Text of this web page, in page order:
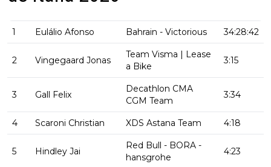
1 Eulálio Afonso Bahrain - Victorious 34:28:42
2 Vingegaard Jonas
Team Visma | Lease
a Bike
3:15
3 Gall Felix
Decathlon CMA
CGM Team
3:34
4 Scaroni Christian XDS Astana Team 4:18
5 Hindley Jai
Red Bull - BORA -
hansgrohe
4:23